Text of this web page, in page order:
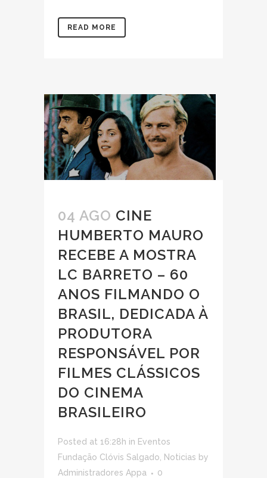
READ MORE
04 AGO CINE
HUMBERTO MAURO
RECEBE A MOSTRA
LC BARRETO – 60
ANOS FILMANDO O
BRASIL, DEDICADA À
PRODUTORA
RESPONSÁVEL POR
FILMES CLÁSSICOS
DO CINEMA
BRASILEIRO
Posted at 16:28h in Eventos
Fundação Clóvis Salgado
Noticias by
Administradores Appa
0